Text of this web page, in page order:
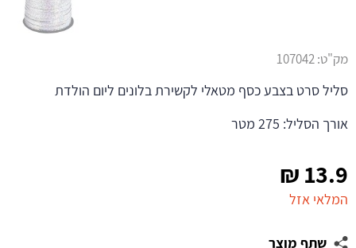
13.9
₪
המלאי אזל
שתף מוצר
מק"ט:107042
סליל סרט בצבע כסף מטאלי לקשירת בלונים ליום הולדת
אורך הסליל: 275 מטר